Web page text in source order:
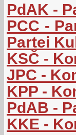
PdAK -
PCC -
Partei
KSČ -
JPC -
KPP -
PdAB -
KKE -